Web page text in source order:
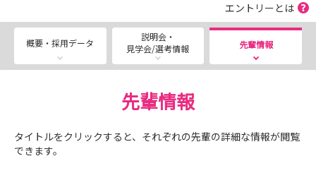
詳細は選考ページをご確認ください！
皆さんの不安や疑問にお答えするインターンや見学会、受
詳しい内容は以下のページでご確認ください！
https://nurse.mynavi.jp/student/seminars/list/241495
エントリーとは
概要・採用データ
説明会・
見学会/選考情報
先輩情報
先輩情報
タイトルをクリックすると、それぞれの先輩の詳細な情報が閲覧
できます。